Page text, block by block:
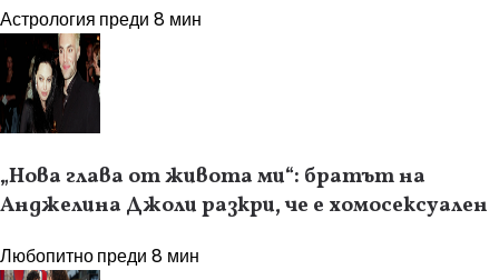
Астрология преди 8 мин
„Нова глава от живота ми“: братът на
Анджелина Джоли разкри, че е хомосексуален
Любопитнопреди 8 мин